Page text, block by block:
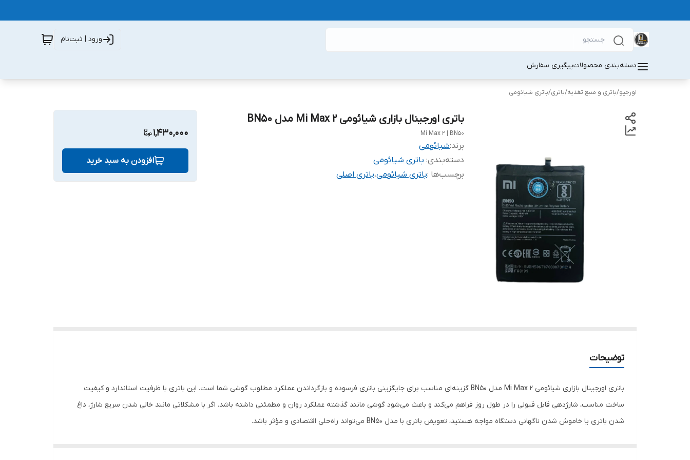
ورود | ثبت‌نام
دسته‌بندی محصولاتپیگیری سفارش
اورجیو/باتری و منبع تغذیه/باتری/باتری شیائومی
باتری اورجینال بازاری شیائومی Mi Max 2 مدل BN50
Mi Max 2 | BN50
برند:شیائومی
دسته‌بندی: باتری شیائومی
برچسب‌ها :باتری شیائومی،باتری اصلی
1,430,000
افزودن به سبد خرید
توضیحات
باتری اورجینال بازاری شیائومی Mi Max 2 مدل BN50 گزینه‌ای مناسب برای جایگزینی باتری فرسوده و بازگرداندن عملکرد مطلوب گوشی شما است. این باتری با ظرفیت استاندارد و کیفیت
ساخت مناسب، شارژدهی قابل قبولی را در طول روز فراهم می‌کند و باعث می‌شود گوشی مانند گذشته عملکرد روان و مطمئنی داشته باشد. اگر با مشکلاتی مانند خالی شدن سریع شارژ، داغ
شدن باتری یا خاموش شدن ناگهانی دستگاه مواجه هستید، تعویض باتری با مدل BN50 می‌تواند راه‌حلی اقتصادی و مؤثر باشد.